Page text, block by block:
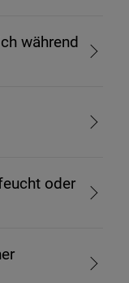
während
oder